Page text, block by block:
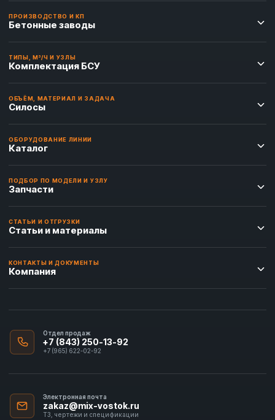
ПРОИЗВОДСТВО И КП
Бетонные заводы
ТИПЫ, М³/Ч И УЗЛЫ
Комплектация БСУ
ОБЪЁМ, МАТЕРИАЛ И ЗАДАЧА
Силосы
ОБОРУДОВАНИЕ ЛИНИИ
Каталог
ПОДБОР ПО МОДЕЛИ И УЗЛУ
Запчасти
СТАТЬИ И ОТГРУЗКИ
Статьи и материалы
КОНТАКТЫ И ДОКУМЕНТЫ
Компания
Отдел продаж
+7 (843) 250-13-92
+7 (965) 622-02-92
Электронная почта
zakaz@mix-vostok.ru
ТЗ, чертежи и спецификации